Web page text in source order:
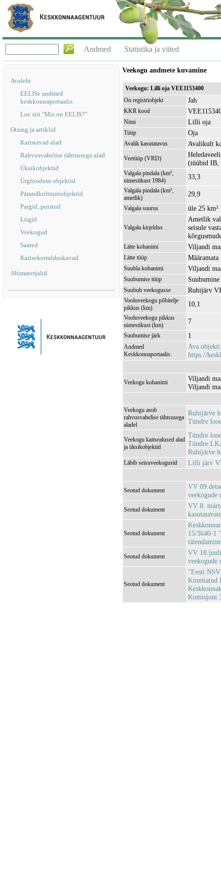
Andmed Statistika ja viited
Avaleht
EELISe andmed
keskkonnaportaalis
Loe siit "Mis on EELIS?"
Otsing ja artiklid
Kaitstavad alad
Rahvusvahelise tähtsusega alad
Üksikobjektid
Ürglooduse objektid
Pärandkultuuriobjektid
Pargid, puistud
Liigid
Veekogud
Saared
Kaitsekorralduskavad
Abimaterjalid
Veekogu andmete kuvamine
Veekogu: Lilli oja VEE1153400
On registriobjekt
Jah
KKR kood
Nimi Lilli oja
Tüüp Oja
Avalik kasutatavus Avalikult
Veetüüp (VRD)
(tüübid
Valgala pindala (km²,
nimestikust 1984)
33,3
Valgala pindala (km²,
ametlik)
29,9
Valgala suurus üle 25 km²
Valgala kirjeldus
Ametlik
seisule
Lätte kohanimi Viljandi
Lätte tüüp Määramata
Suubla kohanimi Viljandi
Suubumise tüüp Suubumine
Suubub veekogusse Ruhijärv
Vooluveekogu põhitelje
pikkus (km)
10,1
Vooluveekogu pikkus
nimestikust (km)
7
Suubumise järk 1
Andmed
Keskkonnaportaalis:
Ava objekti
https://
Veekogu kohanimi
Viljandi
Viljandi
Veekogu asub
rahvusvahelise tähtsusega
aladel
Ruhijärve
Tündre
Veekogu kaitsealused alad
ja üksikobjektid
Tündre
Tündre
Ruhijärve
Läbib seisuveekogusid Lilli järv
Seotud dokument
VV
veekogude
Seotud dokument
VV 8.
Seotud dokument
15/3640-1
Seotud dokument
VV 18.juuli
Seotud dokument
"Eesti
Kinnitatud
Komisjoni